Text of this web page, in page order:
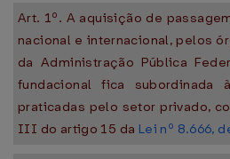
Art. 1º. A aquisição de
nacional e internacional, pelos
da Administração Pública
fundacional fica subordinada
praticadas pelo setor privado,
III do artigo 15 da Lei nº 8.666,